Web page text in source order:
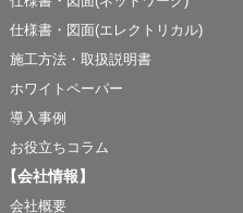
仕様書・図面(エレクトリカル)
施工方法・取扱説明書
ホワイトペーパー
導入事例
お役立ちコラム
【会社情報】
会社概要